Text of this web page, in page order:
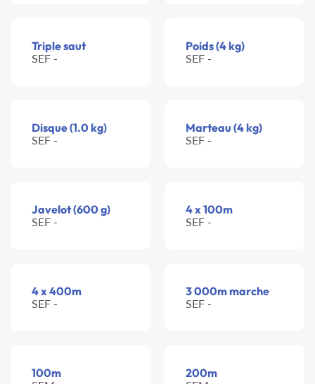
Triple saut
SEF -
Poids (4 kg)
SEF -
Disque (1.0 kg)
SEF -
Marteau (4 kg)
SEF -
Javelot (600 g)
SEF -
4 x 100m
SEF -
4 x 400m
SEF -
3 000m marche
SEF -
100m 200m